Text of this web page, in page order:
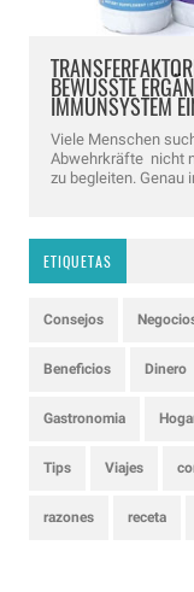
BEWUSSTE
IMMUNSYSTEM
Viele Menschen
Abwehrkräfte nicht
zu begleiten. Genau
ETIQUETAS
Consejos
Beneficios Dinero
Gastronomia
Tips Viajes
razones receta